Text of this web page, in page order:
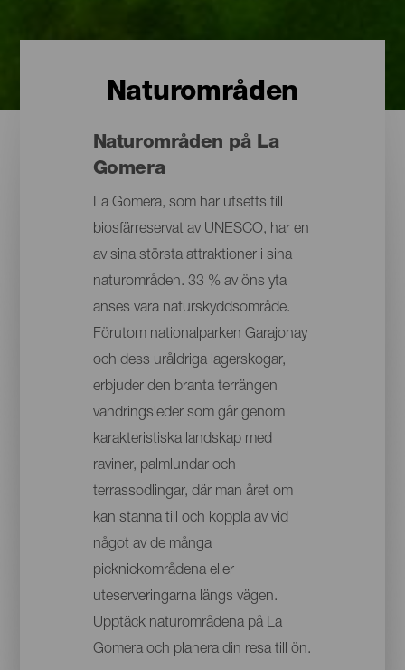
Naturområden
Naturområden på La
Gomera
La Gomera, som har utsetts till
biosfärreservat av UNESCO, har en
av sina största attraktioner i sina
naturområden. 33 % av öns yta
anses vara naturskyddsområde.
Förutom nationalparken Garajonay
och dess uråldriga lagerskogar,
erbjuder den branta terrängen
vandringsleder som går genom
karakteristiska landskap med
raviner, palmlundar och
terrassodlingar, där man året om
kan stanna till och koppla av vid
något av de många
picknickområdena eller
uteserveringarna längs vägen.
Upptäck naturområdena på La
Gomera och planera din resa till ön.